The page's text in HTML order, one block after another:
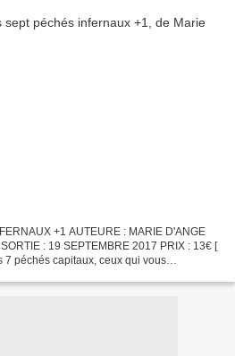
+1 AUTEURE : MARIE D'ANGE
: 19 SEPTEMBRE 2017 PRIX : 13€ [
7 péchés capitaux, ceux qui vous